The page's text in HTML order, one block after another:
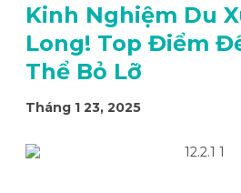
Kinh Nghiệm Du
Long! Top Điểm
Thể Bỏ Lỡ
Tháng 1 23, 2025